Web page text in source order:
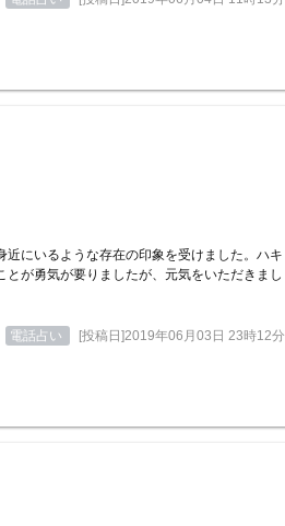
近にいるような存在の印象を受けました。ハキ
とが勇気が要りましたが、元気をいただきまし
電話占い [投稿日]2019年06月03日 23時12分